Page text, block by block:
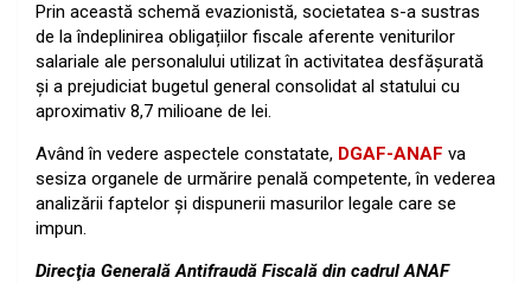
Prin această schemă evazionistă, societatea s-a sustras
de la îndeplinirea obligațiilor fiscale aferente veniturilor
salariale ale personalului utilizat în activitatea desfășurată
și a prejudiciat bugetul general consolidat al statului cu
aproximativ 8,7 milioane de lei.
Având în vedere aspectele constatate, DGAF-ANAF va
sesiza organele de urmărire penală competente, în vederea
analizării faptelor și dispunerii masurilor legale care se
impun.
Direcţia Generală Antifraudă Fiscală din cadrul ANAF